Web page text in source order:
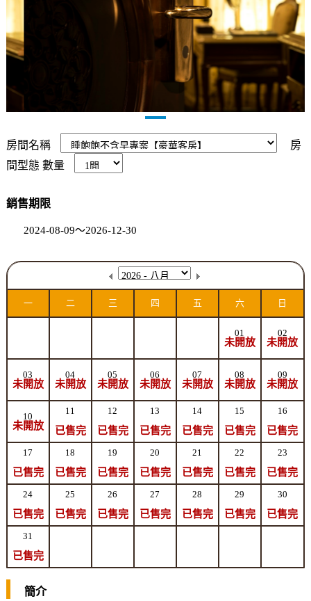
房間名稱
房
間型態 數量
銷售期限
2024-08-09～2026-12-30
一 二 三 四 五 六 日
01
未開放
02
未開放
03
未開放
04
未開放
05
未開放
06
未開放
07
未開放
08
未開放
09
未開放
10
未開放
11
已售完
12
已售完
13
已售完
14
已售完
15
已售完
16
已售完
17
已售完
18
已售完
19
已售完
20
已售完
21
已售完
22
已售完
23
已售完
24
已售完
25
已售完
26
已售完
27
已售完
28
已售完
29
已售完
30
已售完
31
已售完
簡介